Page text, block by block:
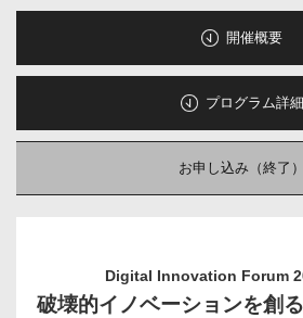
開催概要
プログラム詳細
お申し込み（終了）
Digital Innovation Forum
破壊的イノベーションを創